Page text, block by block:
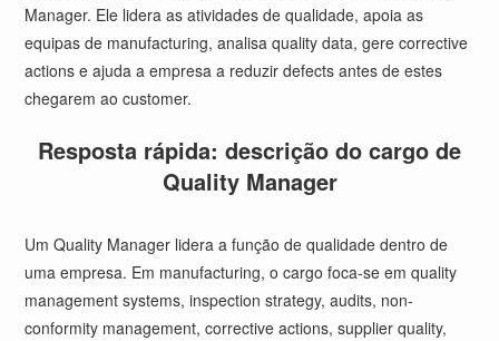
Manager. Ele lidera as atividades de qualidade, apoia as
equipas de manufacturing, analisa quality data, gere corrective
actions e ajuda a empresa a reduzir defects antes de estes
chegarem ao customer.
Resposta rápida: descrição do cargo de
Quality Manager
Um Quality Manager lidera a função de qualidade dentro de
uma empresa. Em manufacturing, o cargo foca-se em quality
management systems, inspection strategy, audits, non-
conformity management, corrective actions, supplier quality,